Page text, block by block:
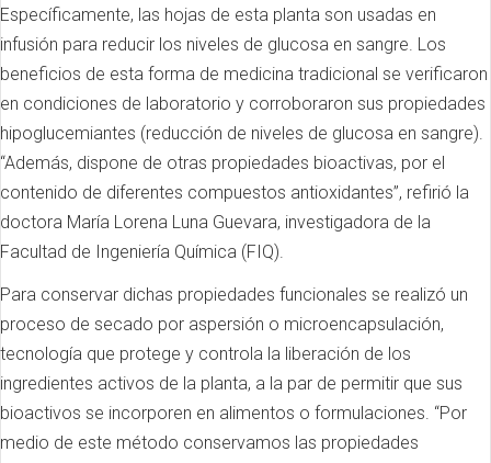
Específicamente, las hojas de esta planta son usadas en
infusión para reducir los niveles de glucosa en sangre. Los
beneficios de esta forma de medicina tradicional se verificaron
en condiciones de laboratorio y corroboraron sus propiedades
hipoglucemiantes (reducción de niveles de glucosa en sangre).
“Además, dispone de otras propiedades bioactivas, por el
contenido de diferentes compuestos antioxidantes”, refirió la
doctora María Lorena Luna Guevara, investigadora de la
Facultad de Ingeniería Química (FIQ).
Para conservar dichas propiedades funcionales se realizó un
proceso de secado por aspersión o microencapsulación,
tecnología que protege y controla la liberación de los
ingredientes activos de la planta, a la par de permitir que sus
bioactivos se incorporen en alimentos o formulaciones. “Por
medio de este método conservamos las propiedades